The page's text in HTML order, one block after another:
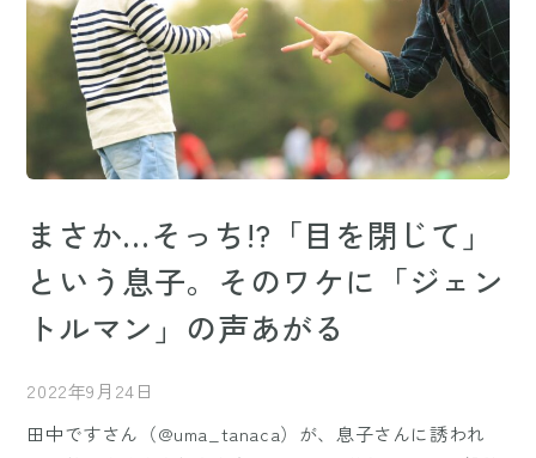
まさか…そっち!?「目を閉じて」
という息子。そのワケに「ジェン
トルマン」の声あがる
2022年9月24日
田中ですさん（@uma_tanaca）が、息子さんに誘われ